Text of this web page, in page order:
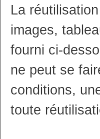
La
images,
fourni ci-
ne peut se
conditions,
toute